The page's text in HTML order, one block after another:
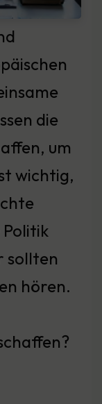
die
um
wichtig,
Politik
sollten
hören.